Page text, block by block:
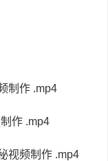
制作 .mp4
作 .mp4
视频制作 .mp4